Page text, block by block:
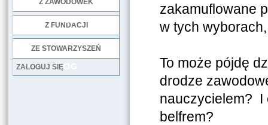
Z ZAWODÓWEK
Z FUNDACJI
ZE STOWARZYSZEŃ
LOG
ZALOGUJ SIĘ
zakamuflowane
w tych
To może pójdę
drodze
nauczycielem? I
belfrem?